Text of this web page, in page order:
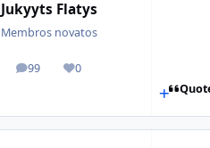
Jukyyts Flatys
Membros novatos
99
posts 0
Reputation